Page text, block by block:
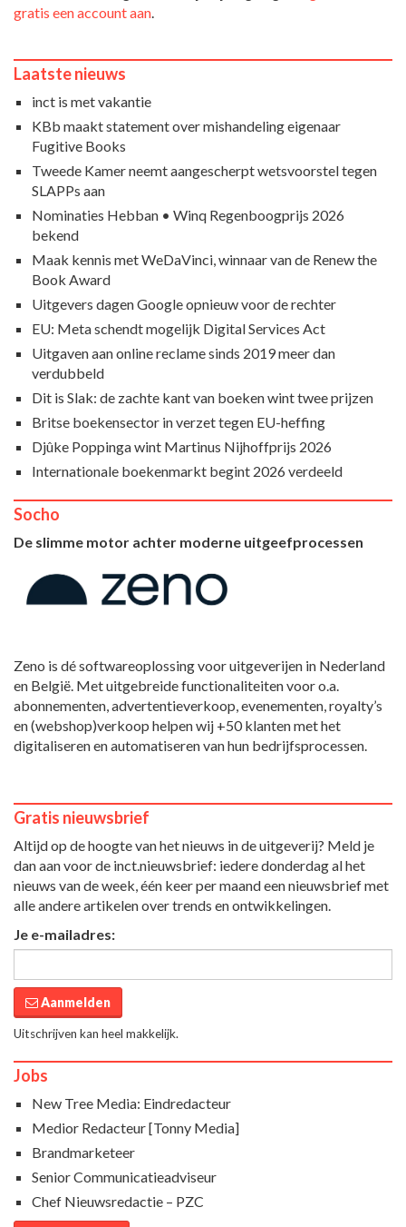
gratis een account aan
Laatste nieuws
inct is met vakantie
KBb maakt statement over mishandeling eigenaar
Fugitive Books
Tweede Kamer neemt aangescherpt wetsvoorstel tegen
SLAPPs aan
Nominaties Hebban • Winq Regenboogprijs 2026
bekend
Maak kennis met WeDaVinci, winnaar van de Renew the
Book Award
Uitgevers dagen Google opnieuw voor de rechter
EU: Meta schendt mogelijk Digital Services Act
Uitgaven aan online reclame sinds 2019 meer dan
verdubbeld
Dit is Slak: de zachte kant van boeken wint twee prijzen
Britse boekensector in verzet tegen EU-heffing
Djûke Poppinga wint Martinus Nijhoffprijs 2026
Internationale boekenmarkt begint 2026 verdeeld
Socho
De slimme motor achter moderne uitgeefprocessen
Zeno is dé softwareoplossing voor uitgeverijen in Nederland
en België. Met uitgebreide functionaliteiten voor o.a.
abonnementen, advertentieverkoop, evenementen, royalty’s
en (webshop)verkoop helpen wij +50 klanten met het
digitaliseren en automatiseren van hun bedrijfsprocessen.
Gratis nieuwsbrief
Altijd op de hoogte van het nieuws in de uitgeverij? Meld je
dan aan voor de inct.nieuwsbrief: iedere donderdag al het
nieuws van de week, één keer per maand een nieuwsbrief met
alle andere artikelen over trends en ontwikkelingen.
Je e-mailadres:
Aanmelden
Uitschrijven kan heel makkelijk.
Jobs
New Tree Media: Eindredacteur
Medior Redacteur [Tonny Media]
Brandmarketeer
Senior Communicatieadviseur
Chef Nieuwsredactie – PZC